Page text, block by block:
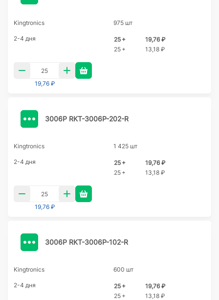
Kingtronics 975 шт
2-4 дня 25 +
19,76 ₽
25 +
13,18 ₽
19,76 ₽
3006P RKT-3006P-202-R
Kingtronics 1 425 шт
2-4 дня 25 +
19,76 ₽
25 +
13,18 ₽
19,76 ₽
3006P RKT-3006P-102-R
Kingtronics 600 шт
2-4 дня 25 +
19,76 ₽
25 +
13,18 ₽